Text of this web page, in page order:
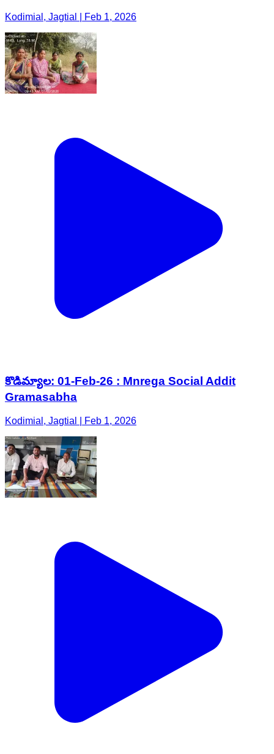
Kodimial, Jagtial | Feb 1, 2026
కొడిమ్యాల: 01-Feb-26 : Mnrega Social Addit
Gramasabha
Kodimial, Jagtial | Feb 1, 2026